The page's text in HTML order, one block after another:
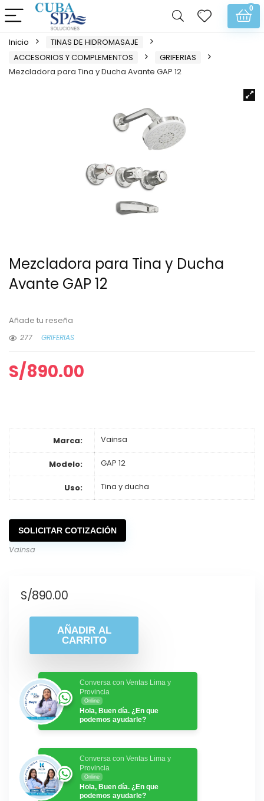
0
Inicio
TINAS DE HIDROMASAJE
ACCESORIOS Y COMPLEMENTOS
GRIFERIAS
Mezcladora para Tina y Ducha Avante GAP 12
Mezcladora para Tina y Ducha
Avante GAP 12
Añade tu reseña
277
GRIFERIAS
S/890.00
Marca: Vainsa
Modelo: GAP 12
Uso: Tina y ducha
SOLICITAR COTIZACIÓN
Vainsa
S/890.00
AÑADIR AL
CARRITO
Conversa con Ventas Lima y
Provincia
Online
Hola, Buen día. ¿En que
podemos ayudarle?
Conversa con Ventas Lima y
Provincia
Online
Hola, Buen día. ¿En que
podemos ayudarle?